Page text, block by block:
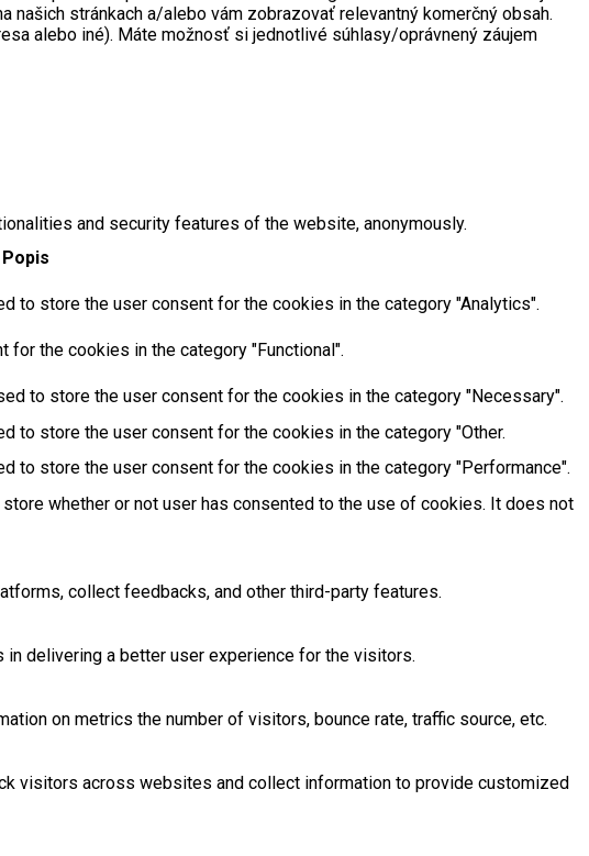
našich stránkach a/alebo vám zobrazovať relevantný komerčný obsah.
alebo iné). Máte možnosť si jednotlivé súhlasy/oprávnený záujem
and security features of the website, anonymously.
Popis
to store the user consent for the cookies in the category "Analytics".
the cookies in the category "Functional".
to store the user consent for the cookies in the category "Necessary".
to store the user consent for the cookies in the category "Other.
to store the user consent for the cookies in the category "Performance".
whether or not user has consented to the use of cookies. It does not
collect feedbacks, and other third-party features.
delivering a better user experience for the visitors.
on metrics the number of visitors, bounce rate, traffic source, etc.
visitors across websites and collect information to provide customized